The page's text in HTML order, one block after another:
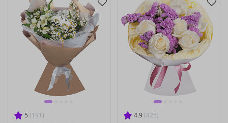
5 (191) 4.9 (425)